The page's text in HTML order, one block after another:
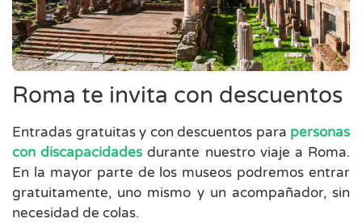
Roma te invita con descuentos
Entradas gratuitas y con descuentos para personas
con discapacidades durante nuestro viaje a Roma.
En la mayor parte de los museos podremos entrar
gratuitamente, uno mismo y un acompañador, sin
necesidad de colas.